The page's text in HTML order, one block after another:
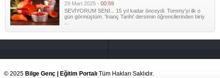
29 Mart 2025 - 00:59
SEVİYORUM SENİ... 15 yıl kadar önceydi. Tommy'yi ilk o
gün görmüştüm. 'İnanç Tarihi' dersimin öğrencilerinden biriy
© 2025 Bilge Genç | Eğitim Portalı Tüm Hakları Saklıdır.